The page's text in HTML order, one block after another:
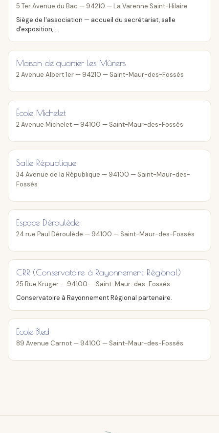
5 Ter Avenue du Bac — 94210 — La Varenne Saint-Hilaire
Siège de l'association — accueil du secrétariat, salle
d'exposition, ...
Maison de quartier Les Mûriers
2 Avenue Albert 1er — 94210 — Saint-Maur-des-Fossés
École Michelet
2 Avenue Michelet — 94100 — Saint-Maur-des-Fossés
Salle République
34 Avenue de la République — 94100 — Saint-Maur-des-
Fossés
Espace Déroulède
24 rue Paul Déroulède — 94100 — Saint-Maur-des-Fossés
CRR (Conservatoire à Rayonnement Régional)
25 Rue Kruger — 94100 — Saint-Maur-des-Fossés
Conservatoire à Rayonnement Régional partenaire.
Ecole Bled
89 Avenue Carnot — 94100 — Saint-Maur-des-Fossés